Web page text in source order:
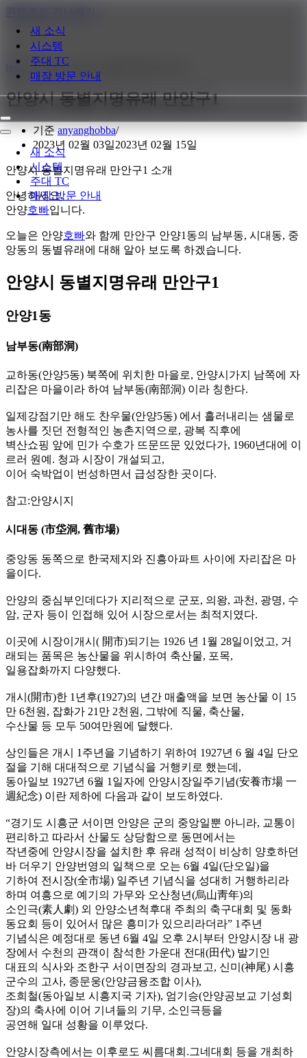
새 소식
시스템
주대 TC
매장 방문 안내
내
비
션
뉴
내
이
메
뉴
새 소식
시스템
주대 TC
매장 방문 안내
»새 소식»
안양시 동별지명유래 만안구1
기준 anyanghobba
2023년 02월 03일2023년 02월 15일
안양시 동별지명유래 만안구1 소개
안녕하세요.
안양호빠입니다.
오늘은 안양호빠와 함께 만안구 안양1동의 남부동, 시대동, 중
앙동의 동별유래에 대해 알아 보도록 하겠습니다.
안양시 동별지명유래 만안구1
안양1동
남부동(南部洞)
교하동(안양5동) 북쪽에 위치한 마을로, 안양시가지 남쪽에 자
리잡은 마을이라 하여 남부동(南部洞) 이라 칭한다.
일제강점기만 해도 찬우물(안양5동) 에서 흘러내리는 샘물로
농사를 짓던 전형적인 농촌지역으로, 광복 직후에
벽산쇼핑 앞에 민가 수호가 뜨문뜨문 있었다가, 1960년대에 이
르러 원예. 청과 시장이 개설되고,
이어 숙박업이 번성하면서 급성장한 곳이다.
참고:안양시지
시대동 (市垈洞, 舊市場)
중앙동 동쪽으로 한국제지와 진흥아파트 사이에 자리잡은 마
을이다.
안양의 중심부인데다가 지리적으로 군포, 의왕, 과천, 광명, 수
암, 군자 등이 인접해 있어 시장으로서는 최적지였다.
이곳에 시장이개시( 開市)되기는 1926 년 1월 28일이었고, 거
래되는 품목은 농산물을 위시하여 축산물, 포목,
일용잡화까지 다양했다.
개시(開市)한 1년후(1927)의 년간 매출액을 보면 농산물 이 15
만 6천원, 잡화가 21만 2천원, 그밖에 직물, 축산물,
수산물 등 모두 50여만원에 달했다.
상인들은 개시 1주년을 기념하기 위하여 1927년 6 월 4일 단오
절을 기해 대대적으로 기념식을 거행키로 했는데,
동아일보 1927년 6월 1일자에 안양시장일주기념(安養市場 一
週紀念) 이란 제하에 다음과 같이 보도하였다.
“경기도 시흥군 서이면 안양은 군의 중앙일뿐 아니라, 교통이
편리하고 따라서 산물도 상당함으로 동면에서는
작년중에 안양시장을 설치한 후 유래 성적이 비상히 양호하던
바 더우기 안양번영의 일책으로 오는 6월 4일(단오일)을
기하여 전시장(全市場) 일주년 기념식을 성대히 거행하리라
하며 여흥으로 예기의 가무와 오산청년(烏山靑年)의
소인극(素人劇) 외 안양소년척후대 주최의 축구대회 및 동화
동요회 등이 있어서 많은 흥미가 있으리라더라” 1주년
기념식은 예정대로 동년 6월 4일 오후 2시부터 안양시장 내 광
장에서 수천의 관객이 참석한 가운대 전대(田代) 발기인
대표의 식사와 조한구 서이면장의 경과보고, 신미(神尾) 시흥
군수의 고사, 종문웅(안양금융조합 이사),
조희철(동아일보 시흥지국 기자), 엄기승(안양공보교 기성회
장)의 축사에 이어 기녀들의 기무, 소인극등을
공연해 일대 성황을 이루었다.
안양시장측에서는 이후로도 씨름대회.그네대회 등을 개최하